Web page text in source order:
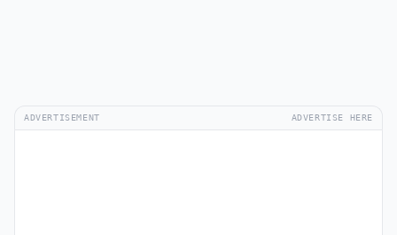
ADVERTISEMENT ADVERTISE HERE